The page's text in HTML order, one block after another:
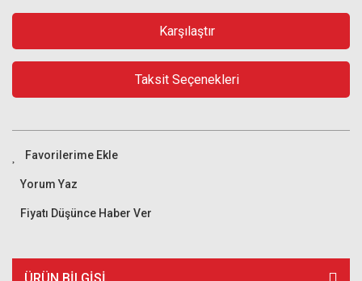
Karşılaştır
Taksit Seçenekleri
Yorum Yaz
Fiyatı Düşünce Haber Ver